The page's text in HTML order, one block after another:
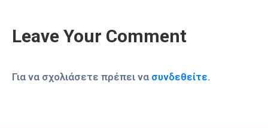
Leave Your Comment
Για να σχολιάσετε πρέπει να συνδεθείτε.